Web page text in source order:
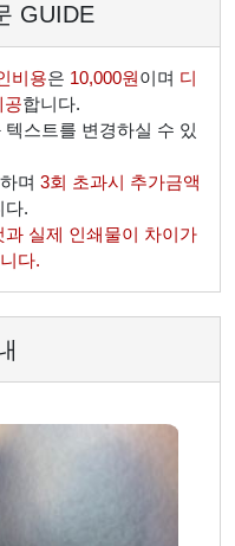
GUIDE
비용은 10,000원이며 디
공합니다.
스트를 변경하실 수 있
며 3회 초과시 추가금액
다.
실제 인쇄물이 차이가
다.